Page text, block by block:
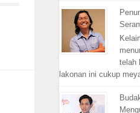
telah
lakonan ini cukup